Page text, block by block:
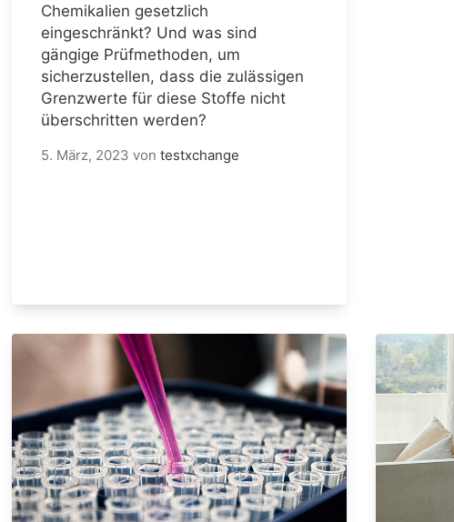
Chemikalien gesetzlich
eingeschränkt? Und was sind
gängige Prüfmethoden, um
sicherzustellen, dass die zulässigen
Grenzwerte für diese Stoffe nicht
überschritten werden?
5. März, 2023 von testxchange